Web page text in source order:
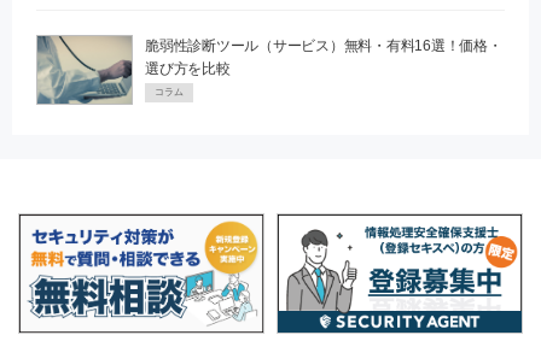
脆弱性診断ツール（サービス）無料・有料16選！価格・
選び方を比較
コラム